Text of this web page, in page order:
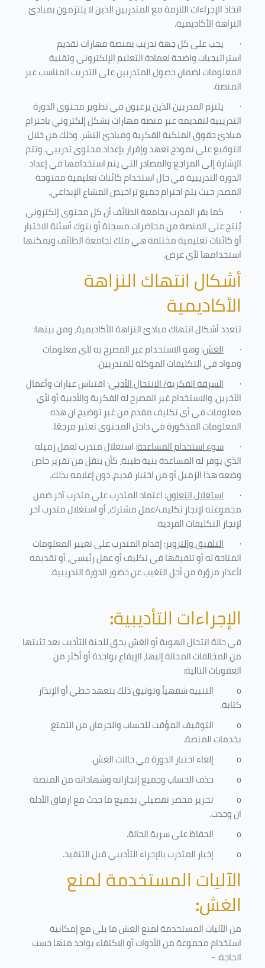
اتخاذ الإجراءات اللازمة مع المتدربين الذين لا يلتزمون بمبادئ
النزاهة الأكاديمية.
· يجب على كل جهة تدريب بمنصة مهارات تقديم
استراتيجيات واضحة لعمادة التعليم الإلكتروني وتقنية
المعلومات لضمان حصول المتدربين على التدريب المناسب عبر
المنصة.
· يلتزم المدربين الذين يرغبون في تطوير محتوى الدورة
التدريبية لتقديمه عبر منصة مهارات بشكل إلكتروني باحترام
مبادئ حقوق الملكية الفكرية ومبادئ النشر. وذلك من خلال
التوقيع على نموذج تعهد وإقرار بإعداد محتوى تدريبي. وتتم
الإشارة إلى المراجع والمصادر التي يتم استخدامها في إعداد
الدورة التدريبية في حال استخدام كائنات تعليمية مفتوحة
المصدر حيث يتم احترام جميع تراخيص المشاع الإبداعي.
· كما يقر المدرب بجامعة الطائف أن كل محتوى إلكتروني
يُنتج على المنصة من محاضرات مسجلة أو بنوك أسئلة الاختبار
أو كائنات تعليمية مختلفة هي ملك لجامعة الطائف ويمكنها
استخدامها لأي غرض.
أشكال انتهاك النزاهة
الأكاديمية
تتعدد أشكال انتهاك مبادئ النزاهة الأكاديمية، ومن بينها:
· الغش: وهو الاستخدام غير المصرح به لأي معلومات
ومواد في التكليفاتالموكلة للمتدربين.
· السرقة الفكرية/ الانتحال الأدبي: اقتباس عبارات وأعمال
الآخرين، والاستخدام غير المصرح له الفكرية والأدبية أو لأي
معلومات في أي تكليف مقدم من غير توضيح ان هذه
المعلومات المذكورة في داخل المحتوى تعتبر مرجعًا.
· سوء استخدام المساعدة: استغلال متدرب لعمل زميله
الذي يوفر له المساعدة بنية طيبة، كأن ينقل من تقرير خاص
وضعه هذا الزميل أو من اختبار قديم، دون إعلامه بذلك.
· استغلال التعاون: اعتماد المتدرب على متدرب آخر ضمن
مجموعته لإنجاز تكليف/عمل مشترك، أو استغلال متدرب آخر
لإنجاز التكليفات الفردية.
· التلفيق والتزوير: إقدام المتدرب على تغيير المعلومات
المتاحة له أو تلفيقها في تكليف أو عمل رئيسي، أو تقديمه
لأعذار مزوّرة من أجل التغيب عن حضور الدورة التدريبية.
الإجراءات التأديبية:
في حالة انتحال الهوية أو الغش يحق للجنة التأديب بعد تثبتها
من المخالفات المحالة إليها، الإيقاع بواحدة أو أكثر من
العقوبات التالية:
o
التنبيه شفهياً وتوثيق ذلك بتعهد خطي أو الإنذار
كتابة.
o
التوقيف المؤقت للحساب والحرمان من التمتع
بخدمات المنصة.
o
إلغاء اختبار الدورة في حالات الغش.
o
حذف الحساب وجميع إنجازاته وشهاداته من المنصة
o
تحرير محضر تفصيلي بجميع ما حدث مع ارفاق الأدلة
ان وجدت.
o
الحفاظ على سرية الحالة.
o
إخبار المتدرب بالإجراء التأديبي قبل التنفيذ.
الآليات المستخدمة لمنع
الغش:
من الآليات المستخدمة لمنع الغش ما يلي مع إمكانية
استخدام مجموعة من الأدوات أو الاكتفاء بواحد منها حسب
الحاجة: -